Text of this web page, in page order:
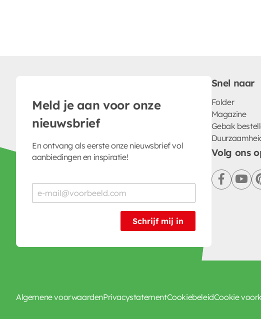
Meld je aan voor onze
nieuwsbrief
En ontvang als eerste onze nieuwsbrief vol
aanbiedingen en inspiratie!
Schrijf mij in
Snel naar
Folder
Magazine
Gebak
Volg ons
facebook
Algemene voorwaardenPrivacystatementCookiebeleidCookie